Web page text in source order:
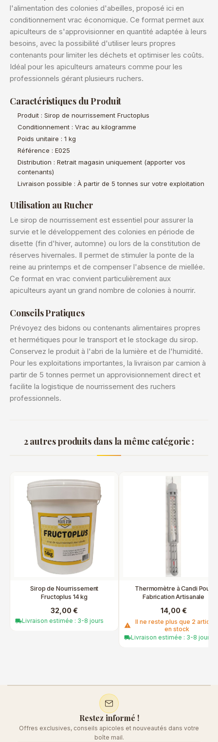
l'alimentation des colonies d'abeilles, proposé ici en
conditionnement vrac économique. Ce format permet aux
apiculteurs de s'approvisionner en quantité adaptée à leurs
besoins, avec la possibilité d'utiliser leurs propres
contenants pour limiter les déchets et optimiser les coûts.
Idéal pour les apiculteurs amateurs comme pour les
professionnels gérant plusieurs ruchers.
Caractéristiques du Produit
Produit : Sirop de nourrissement Fructoplus
Conditionnement : Vrac au kilogramme
Poids unitaire : 1 kg
Référence : E025
Distribution : Retrait magasin uniquement (apporter vos
contenants)
Livraison possible : À partir de 5 tonnes sur votre exploitation
Utilisation au Rucher
Le sirop de nourrissement est essentiel pour assurer la
survie et le développement des colonies en période de
disette (fin d'hiver, automne) ou lors de la constitution de
réserves hivernales. Il permet de stimuler la ponte de la
reine au printemps et de compenser l'absence de miellée.
Ce format en vrac convient particulièrement aux
apiculteurs ayant un grand nombre de colonies à nourrir.
Conseils Pratiques
Prévoyez des bidons ou contenants alimentaires propres
et hermétiques pour le transport et le stockage du sirop.
Conservez le produit à l'abri de la lumière et de l'humidité.
Pour les exploitations importantes, la livraison par camion à
partir de 5 tonnes permet un approvisionnement direct et
facilite la logistique de nourrissement des ruchers
professionnels.
2 autres produits dans la même catégorie :
Sirop de Nourrissement
Fructoplus 14 kg
32,00 €
local_shippingLivraison estimée : 3-8 jours
Thermomètre à Candi Pour
Fabrication Artisanale
14,00 €
warning
Il ne reste plus que 2
en stock
local_shippingLivraison estimée : 3-8 jours
Restez informé !
Offres exclusives, conseils apicoles et nouveautés dans votre
boîte mail.